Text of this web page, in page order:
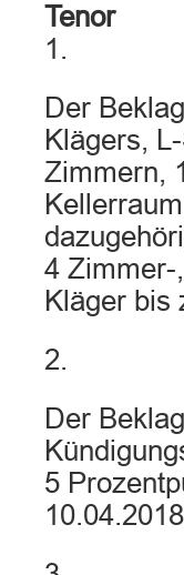
Tenor
1.
Der
Klägers,
Zimmern,
4 Zimmer-
Kläger bis
2.
Der
5